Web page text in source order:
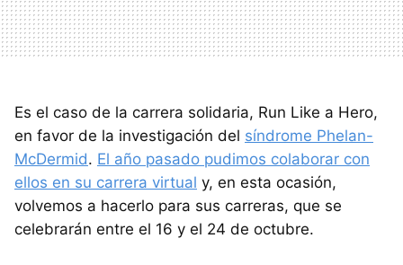
Es el caso de la carrera solidaria, Run Like a Hero,
en favor de la investigación del síndrome Phelan-
McDermid. El año pasado pudimos colaborar con
ellos en su carrera virtual y, en esta ocasión,
volvemos a hacerlo para sus carreras, que se
celebrarán entre el 16 y el 24 de octubre.